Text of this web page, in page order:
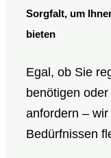
Sorgfalt, um
bieten
Egal, ob Sie
benötigen
anfordern –
Bedürfnissen